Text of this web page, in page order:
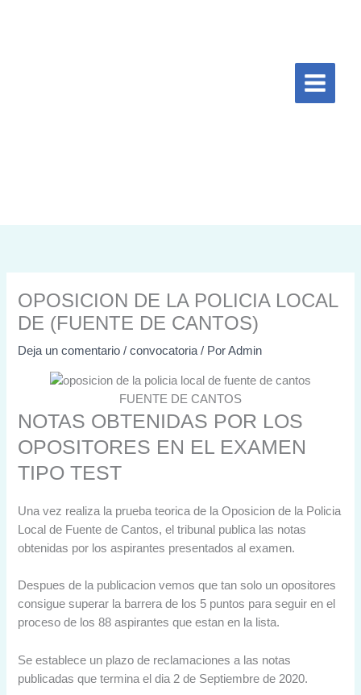
OPOSICION DE LA POLICIA LOCAL
DE (FUENTE DE CANTOS)
Deja un comentario /convocatoria/ PorAdmin
FUENTE DE CANTOS
NOTAS OBTENIDAS POR LOS
OPOSITORES EN EL EXAMEN
TIPO TEST
Una vez realiza la prueba teorica de la Oposicion de la Policia
Local de Fuente de Cantos, el tribunal publica las notas
obtenidas por los aspirantes presentados al examen.
Despues de la publicacion vemos que tan solo un opositores
consigue superar la barrera de los 5 puntos para seguir en el
proceso de los 88 aspirantes que estan en la lista.
Se establece un plazo de reclamaciones a las notas
publicadas que termina el dia 2 de Septiembre de 2020.